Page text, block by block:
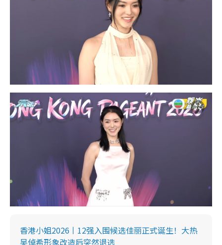
香港小姐2026丨12强入围候选佳丽正式诞生！大热
吴倬希形象改造后突然退选